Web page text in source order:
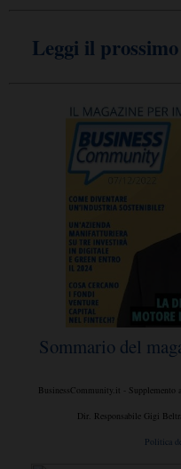
Leggi il
Sommario del
BusinessCommunity.it -
Dir. Responsabile Gigi
Politica